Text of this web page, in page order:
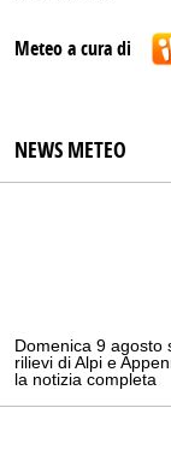
Meteo a cura di
NEWS METEO
Domenica 9 agosto
rilievi di Alpi e
la notizia completa